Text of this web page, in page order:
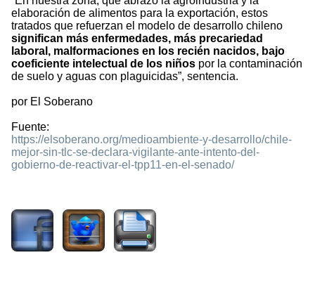
elaboración de alimentos para la exportación, estos
tratados que refuerzan el modelo de desarrollo chileno
significan más enfermedades, más precariedad
laboral, malformaciones en los recién nacidos, bajo
coeficiente intelectual de los niños por la contaminación
de suelo y aguas con plaguicidas”, sentencia.
por El Soberano
Fuente:
https://elsoberano.org/medioambiente-y-desarrollo/chile-
mejor-sin-tlc-se-declara-vigilante-ante-intento-del-
gobierno-de-reactivar-el-tpp11-en-el-senado/